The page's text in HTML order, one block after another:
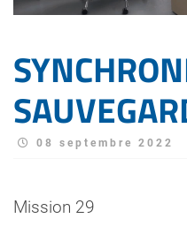
08 septembre 2022
Mission 29